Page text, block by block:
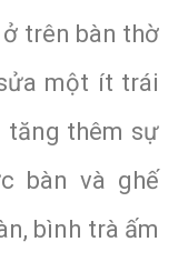
trên bàn thờ
một ít trái
tăng thêm sự
bàn và ghế
bình trà ấm